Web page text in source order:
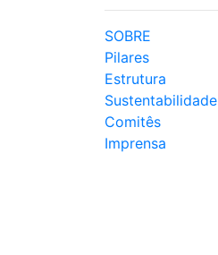
SOBRE
Pilares
Estrutura
Sustentabilidade
Comitês
Imprensa